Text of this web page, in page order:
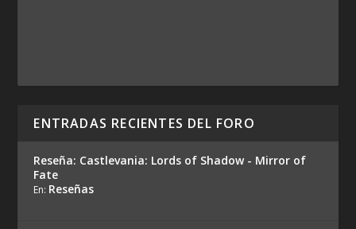
ENTRADAS RECIENTES DEL FORO
Reseña: Castlevania: Lords of Shadow - Mirror of
Fate
En: Reseñas